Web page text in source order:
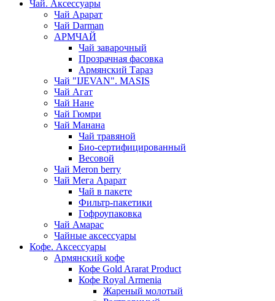
Чай. Аксессуары
Чай Арарат
Чай Darman
АРМЧАЙ
Чай заварочный
Прозрачная фасовка
Армянский Тараз
Чай "IJEVAN". MASIS
Чай Агат
Чай Нане
Чай Гюмри
Чай Манана
Чай травяной
Био-сертифицированный
Весовой
Чай Meron berry
Чай Мега Арарат
Чай в пакете
Фильтр-пакетики
Гофроупаковка
Чай Амарас
Чайные аксессуары
Кофе. Аксессуары
Армянский кофе
Кофе Gold Ararat Product
Кофе Royal Armenia
Жареный молотый